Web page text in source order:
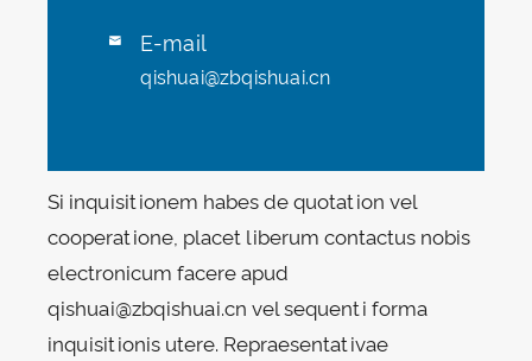
 E-mail
qishuai@zbqishuai.cn
Si inquisitionem habes de quotation vel
cooperatione, placet liberum contactus nobis
electronicum facere apud
qishuai@zbqishuai.cn vel sequenti forma
inquisitionis utere. Repraesentativae